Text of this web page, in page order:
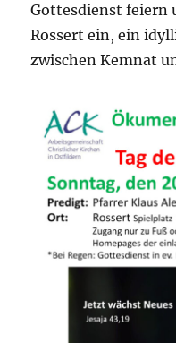
Gottesdienst feiern
Rossert ein, ein
zwischen Kemnat